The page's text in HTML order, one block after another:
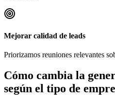
Mejorar calidad de leads
Priorizamos reuniones relevantes
Cómo cambia la
según el tipo de